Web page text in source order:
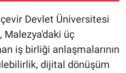
Devlet Üniversitesi
Malezya'daki üç
iş birliği anlaşmalarının
dijital dönüşüm